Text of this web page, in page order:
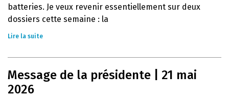
batteries. Je veux revenir essentiellement sur deux
dossiers cette semaine : la
Lire la suite
Message de la présidente | 21 mai
2026